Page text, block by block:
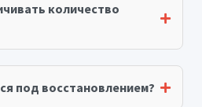
количество
под восстановлением?